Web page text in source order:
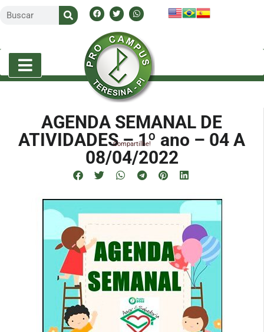
AGENDA SEMANAL DE
ATIVIDADES – 1º ano – 04 A
08/04/2022
Compartilhe!